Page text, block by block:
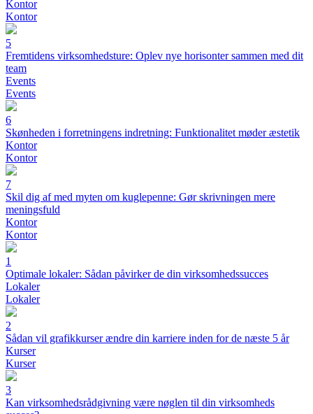
Kontor
Kontor
5
Fremtidens virksomhedsture: Oplev nye horisonter sammen med dit
team
Events
Events
6
Skønheden i forretningens indretning: Funktionalitet møder æstetik
Kontor
Kontor
7
Skil dig af med myten om kuglepenne: Gør skrivningen mere
meningsfuld
Kontor
Kontor
1
Optimale lokaler: Sådan påvirker de din virksomhedssucces
Lokaler
Lokaler
2
Sådan vil grafikkurser ændre din karriere inden for de næste 5 år
Kurser
Kurser
3
Kan virksomhedsrådgivning være nøglen til din virksomheds